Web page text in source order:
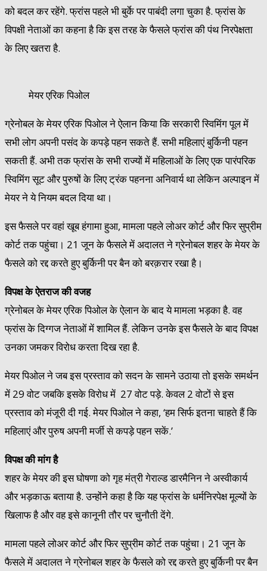
को बदल कर रहेंगे. फ्रांस पहले भी बुर्के पर पाबंदी लगा चुका है. फ्रांस के
विपक्षी नेताओं का कहना है कि इस तरह के फैसले फ्रांस की पंथ निरपेक्षता
के लिए खतरा है.
मेयर एरिक पिओल
ग्रेनोबल के मेयर एरिक पिओल ने ऐलान किया कि सरकारी स्विमिंग पूल में
सभी लोग अपनी पसंद के कपड़े पहन सकते हैं. सभी महिलाएं बुर्किनी पहन
सकती हैं. अभी तक फ्रांस के सभी राज्यों में महिलाओं के लिए एक पारंपरिक
स्विमिंग सूट और पुरुषों के लिए ट्रंक पहनना अनिवार्य था लेकिन अल्पाइन में
मेयर ने ये नियम बदल दिया था।
इस फैसले पर वहां खूब हंगामा हुआ, मामला पहले लोअर कोर्ट और फिर सुप्रीम
कोर्ट तक पहुंचा। 21 जून के फैसले में अदालत ने ग्रेनोबल शहर के मेयर के
फैसले को रद्द करते हुए बुर्किनी पर बैन को बरक़रार रखा है।
विपक्ष के ऐतराजकी वजह
ग्रेनोबल के मेयर एरिक पिओल के ऐलान के बाद ये मामला भड़का है. वह
फ्रांस के दिग्गज नेताओं में शामिल हैं. लेकिन उनके इस फैसले के बाद विपक्ष
उनका जमकर विरोध करता दिख रहा है.
मेयर पिओल ने जब इस प्रस्ताव को सदन के सामने उठाया तो इसके समर्थन
में 29 वोट जबकि इसके विरोध में 27 वोट पड़े. केवल 2 वोटों से इस
प्रस्ताव को मंजूरी दी गई. मेयर पिओल ने कहा, ‘हम सिर्फ इतना चाहते हैं कि
महिलाएं और पुरुष अपनी मर्जी से कपड़े पहन सकें.’
विपक्ष की मांगहै
शहर के मेयर की इस घोषणा को गृह मंत्री गेराल्ड डारमैनिन ने अस्वीकार्य
और भड़काऊ बताया है. उन्होंने कहा है कि यह फ्रांस के धर्मनिरपेक्ष मूल्यों के
खिलाफ है और वह इसे कानूनी तौर पर चुनौती देंगे.
मामला पहले लोअर कोर्ट और फिर सुप्रीम कोर्ट तक पहुंचा। 21 जून के
फैसले में अदालत ने ग्रेनोबल शहर के फैसले को रद्द करते हुए बुर्किनी पर बैन